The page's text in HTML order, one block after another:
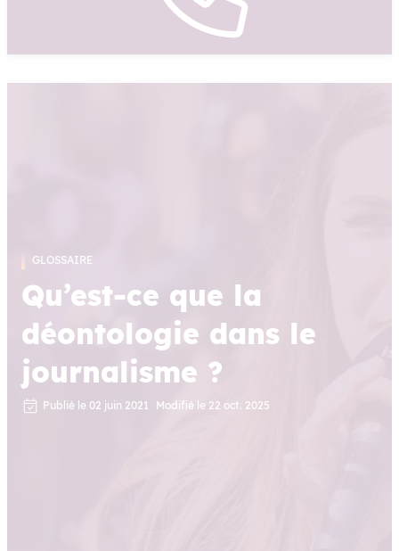
GLOSSAIRE
Qu’est-ce que la
déontologie dans le
journalisme ?
Publié le 02 juin 2021 Modifié le 22 oct. 2025